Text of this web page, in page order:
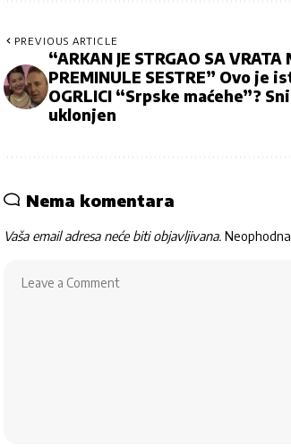
PREVIOUS ARTICLE
“ARKAN JE STRGAO SA VRATA
PREMINULE SESTRE” Ovo je
OGRLICI “Srpske maćehe”?
uklonjen
Nema komentara
Vaša email adresa neće biti objavljivana.